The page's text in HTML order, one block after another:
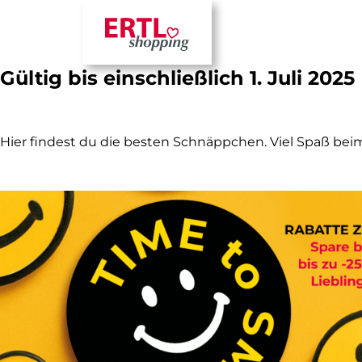
Time to smile – Rabatte
Gültig bis einschließlich 1. Juli 2025
Hier findest du die besten Schnäppchen. Viel Spaß